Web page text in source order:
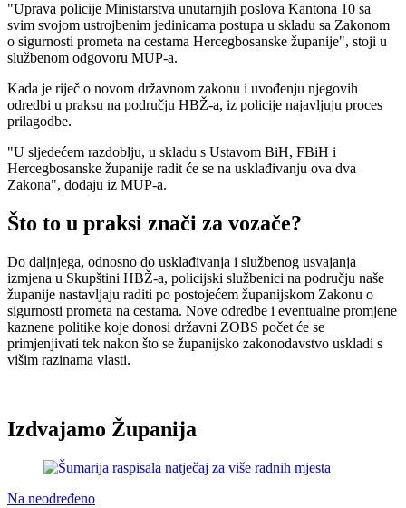
"Uprava policije Ministarstva unutarnjih poslova Kantona 10 sa
svim svojom ustrojbenim jedinicama postupa u skladu sa Zakonom
o sigurnosti prometa na cestama Hercegbosanske županije", stoji u
službenom odgovoru MUP-a.
Kada je riječ o novom državnom zakonu i uvođenju njegovih
odredbi u praksu na području HBŽ-a, iz policije najavljuju proces
prilagodbe.
"U sljedećem razdoblju, u skladu s Ustavom BiH, FBiH i
Hercegbosanske županije radit će se na usklađivanju ova dva
Zakona", dodaju iz MUP-a.
Što to u praksi znači za vozače?
Do daljnjega, odnosno do usklađivanja i službenog usvajanja
izmjena u Skupštini HBŽ-a, policijski službenici na području naše
županije nastavljaju raditi po postojećem županijskom Zakonu o
sigurnosti prometa na cestama. Nove odredbe i eventualne promjene
kaznene politike koje donosi državni ZOBS počet će se
primjenjivati tek nakon što se županijsko zakonodavstvo uskladi s
višim razinama vlasti.
Izdvajamo Županija
Na neodređeno